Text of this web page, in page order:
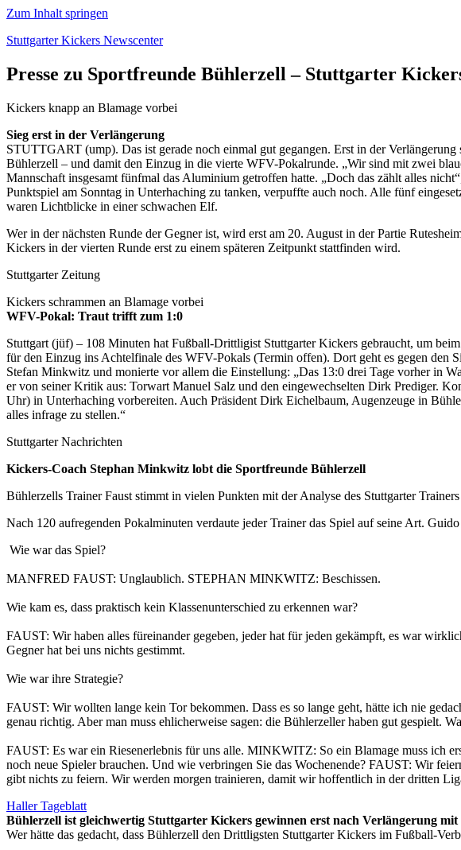
Zum Inhalt springen
Stuttgarter Kickers Newscenter
Presse zu Sportfreunde Bühlerzell – Stuttgarter
Kickers knapp an Blamage vorbei
Sieg erst in der Verlängerung
STUTTGART (ump). Das ist gerade noch einmal gut gegangen. Erst in der
Bühlerzell – und damit den Einzug in die vierte WFV-Pokalrunde. „Wir sind mit zwei
Mannschaft insgesamt fünfmal das Aluminium getroffen hatte. „Doch das zählt alles
Punktspiel am Sonntag in Unterhaching zu tanken, verpuffte auch noch. Alle fünf
waren Lichtblicke in einer schwachen Elf.
Wer in der nächsten Runde der Gegner ist, wird erst am 20. August in der Partie
Kickers in der vierten Runde erst zu einem späteren Zeitpunkt stattfinden wird.
Stuttgarter Zeitung
Kickers schrammen an Blamage vorbei
WFV-Pokal: Traut trifft zum 1:0
Stuttgart (jüf) – 108 Minuten hat Fußball-Drittligist Stuttgarter Kickers gebraucht, um
für den Einzug ins Achtelfinale des WFV-Pokals (Termin offen). Dort geht es gegen den
Stefan Minkwitz und monierte vor allem die Einstellung: „Das 13:0 drei Tage vorher in
er von seiner Kritik aus: Torwart Manuel Salz und den eingewechselten Dirk Prediger.
Uhr) in Unterhaching vorbereiten. Auch Präsident Dirk Eichelbaum, Augenzeuge in
alles infrage zu stellen.“
Stuttgarter Nachrichten
Kickers-Coach Stephan Minkwitz lobt die Sportfreunde Bühlerzell
Bühlerzells Trainer Faust stimmt in vielen Punkten mit der Analyse des Stuttgarter
Nach 120 aufregenden Pokalminuten verdaute jeder Trainer das Spiel auf seine Art.
Wie war das Spiel?
MANFRED FAUST: Unglaublich. STEPHAN MINKWITZ: Beschissen.
Wie kam es, dass praktisch kein Klassenunterschied zu erkennen war?
FAUST: Wir haben alles füreinander gegeben, jeder hat für jeden gekämpft, es war
Gegner hat bei uns nichts gestimmt.
Wie war ihre Strategie?
FAUST: Wir wollten lange kein Tor bekommen. Dass es so lange geht, hätte ich nie
genau richtig. Aber man muss ehlicherweise sagen: die Bühlerzeller haben gut gespielt.
FAUST: Es war ein Riesenerlebnis für uns alle. MINKWITZ: So ein Blamage muss ich
noch neue Spieler brauchen. Und wie verbringen Sie das Wochenende? FAUST: Wir
gibt nichts zu feiern. Wir werden morgen trainieren, damit wir hoffentlich in der dritten
Haller Tageblatt
Bühlerzell ist gleichwertig Stuttgarter Kickers gewinnen erst nach Verlängerung mit
Wer hätte das gedacht, dass Bühlerzell den Drittligsten Stuttgarter Kickers im Fußball-